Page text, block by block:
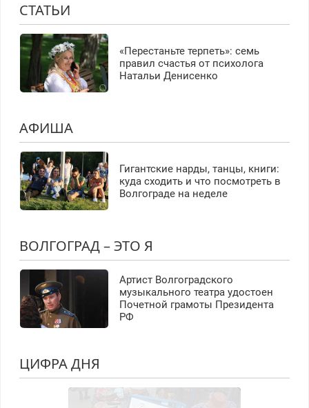
СТАТЬИ
«Перестаньте терпеть»: семь
правил счастья от психолога
Натальи Денисенко
АФИША
Гигантские нарды, танцы, книги:
куда сходить и что посмотреть в
Волгограде на неделе
ВОЛГОГРАД – ЭТО Я
Артист Волгоградского
музыкального театра удостоен
Почетной грамоты Президента
РФ
ЦИФРА ДНЯ